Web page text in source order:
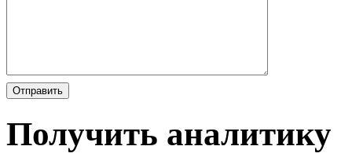
Получить аналитику